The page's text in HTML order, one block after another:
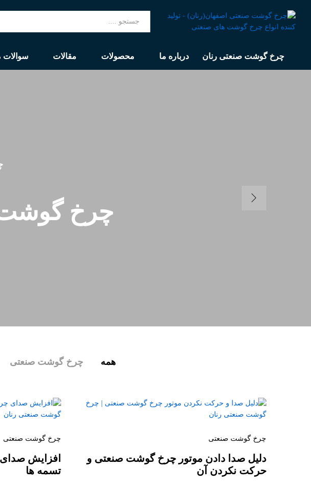
همه
چرخ گوشت صنعتی رنان درباره ما محصولات مقالات سوالات
چرخ
همه چرخ گوشت صنعتی
چرخ گوشت صنعتی
افزایش
تسمه ها
چرخ گوشت صنعتی
دلیل صدا دادن موتور چرخ گوشت صنعتی و
حرکت نکردن آن